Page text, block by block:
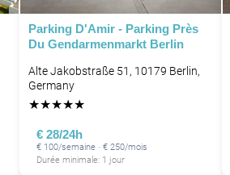
Parking D'Amir - Parking Près
Du Gendarmenmarkt Berlin
Alte Jakobstraße 51, 10179 Berlin,
Germany
★★★★★
€ 28/24h
€ 100/semaine · € 250/mois
Durée minimale: 1 jour